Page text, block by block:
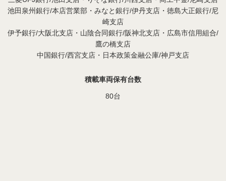
池田泉州銀行/本店営業部・みなと銀行/伊丹支店・徳島大正銀行/尼
崎支店
伊予銀行/大阪北支店・山陰合同銀行/阪神北支店・広島市信用組合/
鷹の橋支店
中国銀行/西宮支店・日本政策金融公庫/神戸支店
積載車両保有台数
80台